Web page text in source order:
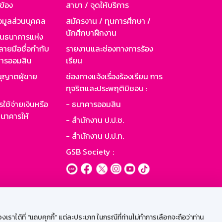
ได้ที่ "แถบคุกกี้” แต่ละประเภท ในกรณีที่ท่านไม่ทำการเลือกจะถือว่าท่าน
อง
มูลส่วนบุคคล
นาคารแห่ง
ายมือชื่อกำกับ
รออมสิน
ญาตผู้ขาย
ช้จ่ายเงินหรือ
คารให้
สาขา / จุดให้บริการ
สมัครงาน / ทุนการศึกษา /
นักศึกษาฝึกงาน
รายงานและช่องทางการร้อง
เรียน
ช่องทางแจ้งเรื่องร้องเรียน การ
ทุจริตและประพฤติมิชอบ :
- ธนาคารออมสิน
- สำนักงาน ป.ป.ช.
- สำนักงาน ป.ป.ท.
GSB Society :